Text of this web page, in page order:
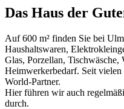
Das Haus der
Auf 600 m² finden Sie bei
Haushaltswaren,
Glas, Porzellan, Tischwäsche,
Heimwerkerbedarf. Seit
World-Partner.
Hier führen wir auch
durch.